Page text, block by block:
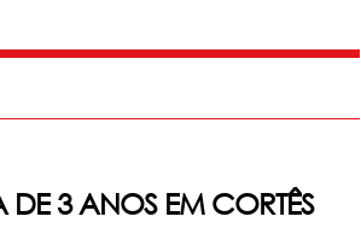
DE 3 ANOS EM CORTÊS